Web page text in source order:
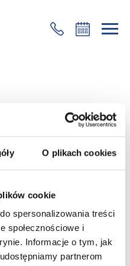
O plikach cookies
cookie
spersonalizowania treści
społecznościowe i
Informacje o tym, jak
partnerom
w
Gazety